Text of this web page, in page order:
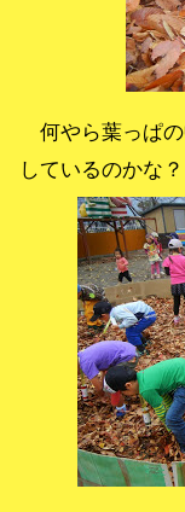
何やら葉っぱの
しているのかな？